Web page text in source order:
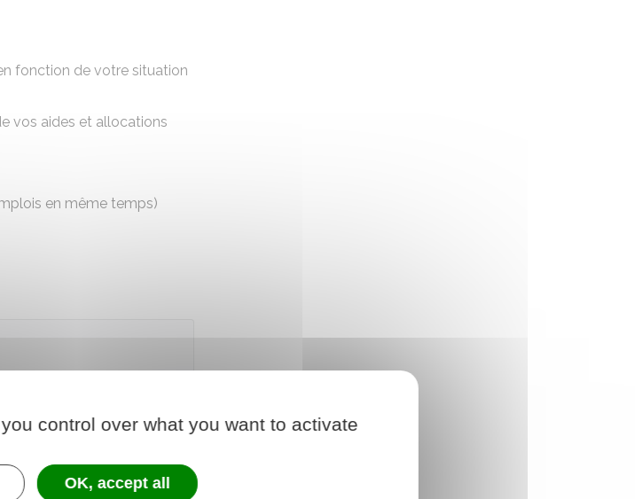
fonction de votre situation
vos aides et allocations
en même temps)
control over what you want to activate
OK, accept all